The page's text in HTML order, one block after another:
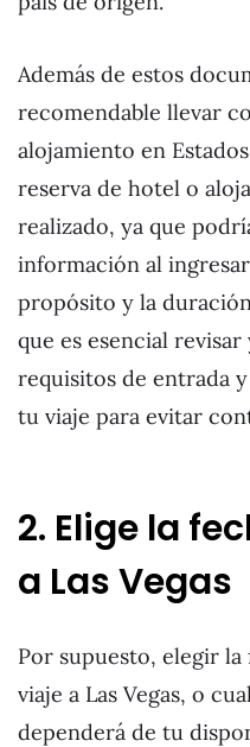
Además de estos
recomendable llevar
alojamiento en
reserva de hotel o
realizado, ya que
información al
propósito y la
que es esencial
requisitos de entrada
tu viaje para evitar
2. Elige la
a Las Vegas
Por supuesto, elegir
viaje a Las Vegas, o
dependerá de tu